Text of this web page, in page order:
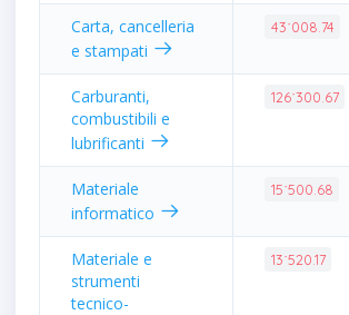
Carta, cancelleria
e stampati
43˙008.74
Carburanti,
combustibili e
lubrificanti
126˙300.67
Materiale
informatico
15˙500.68
Materiale e
strumenti
tecnico-
13˙520.17